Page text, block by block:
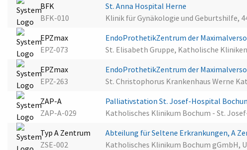
BFK
BFK-010
St. Anna Hospital Herne
Klinik für Gynäkologie und Geburtshilfe,
EPZmax
EPZ-073
EndoProthetikZentrum der
St. Elisabeth Gruppe, Katholische
EPZmax
EPZ-263
EndoProthetikZentrum der
St. Christophorus Krankenhaus Werne
ZAP-A
ZAP-A-029
Palliativstation St. Josef-Hospital
Katholisches Klinikum Bochum - St.
Typ A Zentrum
ZSE-002
Abteilung für Seltene Erkrankungen, A
Katholisches Klinikum Bochum gGmbH,